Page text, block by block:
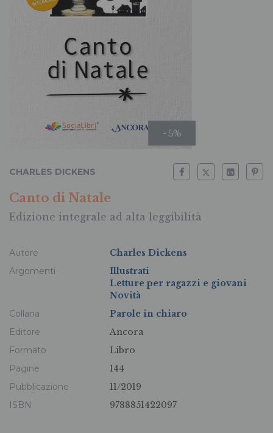
- 5%
CHARLES DICKENS
Canto di Natale
Edizione integrale ad alta leggibilità
Autore
Charles Dickens
Argomenti
Illustrati
Letture per ragazzi e giovani
Novità
Collana
Parole in chiaro
Editore
Ancora
Formato
Libro
Pagine
144
Pubblicazione
11/2019
ISBN
9788851422097